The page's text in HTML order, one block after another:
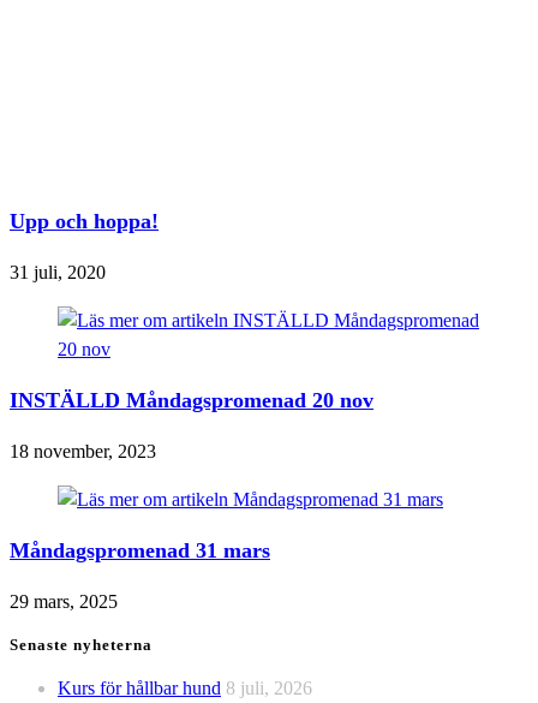
Upp och hoppa!
31 juli, 2020
INSTÄLLD Måndagspromenad 20 nov
18 november, 2023
Måndagspromenad 31 mars
29 mars, 2025
Senaste nyheterna
Kurs för hållbar hund 8 juli, 2026